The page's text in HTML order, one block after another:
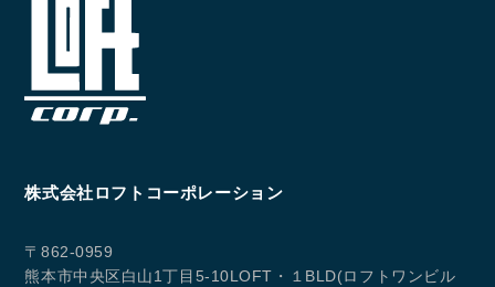
株式会社ロフトコーポレーション
〒862-0959
熊本市中央区白山1丁目5-10LOFT・１BLD(ロフトワンビル